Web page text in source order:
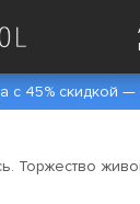
с 45% скидкой —
Торжество